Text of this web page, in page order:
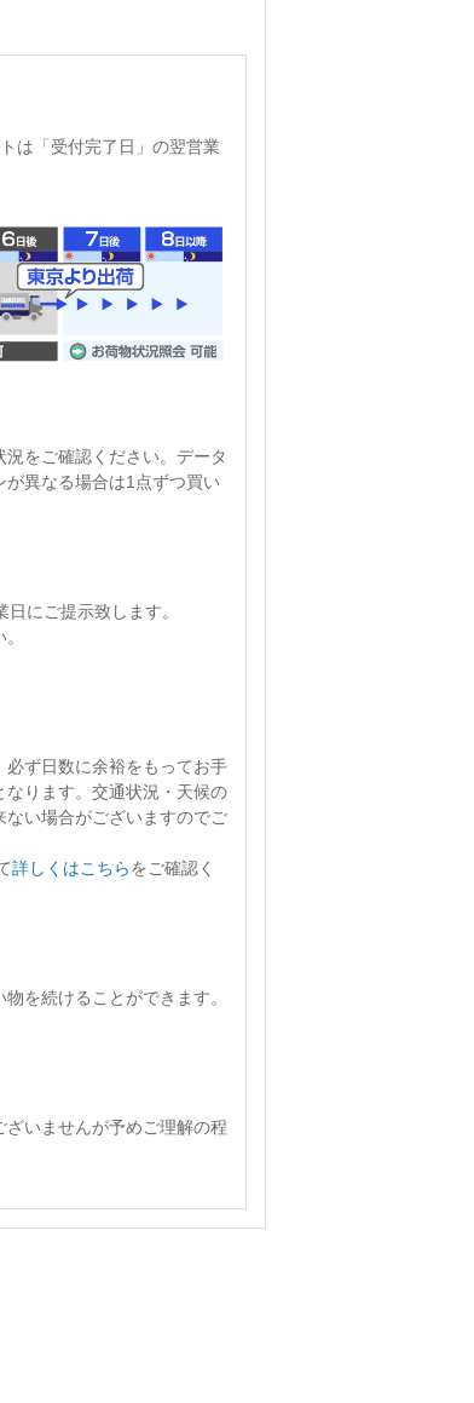
は「受付完了日」の翌営業
をご確認ください。 データ
異なる場合は1点ずつ買い
日にご提示致します。
必ず日数に余裕をもってお手
ります。交通状況・天候の
い場合がございますのでご
詳しくはこちらをご確認く
を続けることができます。
いませんが予めご理解の程